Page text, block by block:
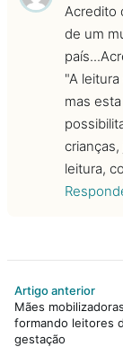
Acredito
de um
"A
mas
leitura,
Artigo anterior
Mães
formando leitores
gestação